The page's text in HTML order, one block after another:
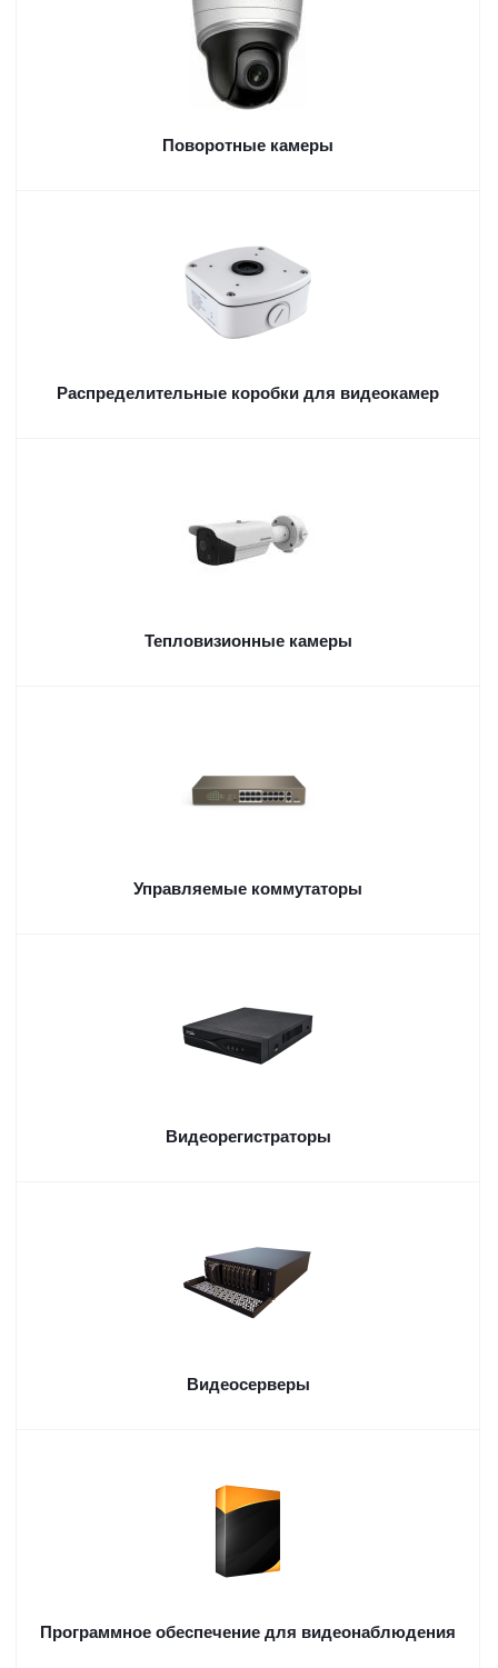
Поворотные камеры
Распределительные коробки для видеокамер
Тепловизионные камеры
Управляемые коммутаторы
Видеорегистраторы
Видеосерверы
Программное обеспечение для видеонаблюдения